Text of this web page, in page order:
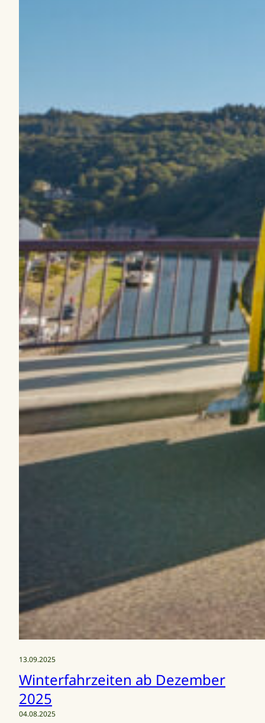
13.09.2025
Winterfahrzeiten ab Dezember
2025
04.08.2025